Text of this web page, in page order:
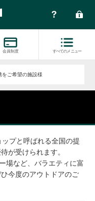
会員制度 すべてのメニュー
をご希望の施設様
プと呼ばれる全国の提
が受けられます。
場など、バラエティに富
今度のアウトドアのご